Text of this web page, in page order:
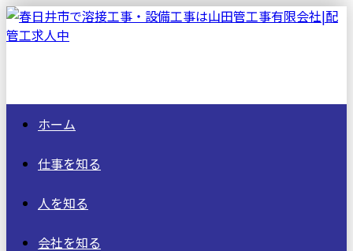
ホーム
仕事を知る
人を知る
会社を知る